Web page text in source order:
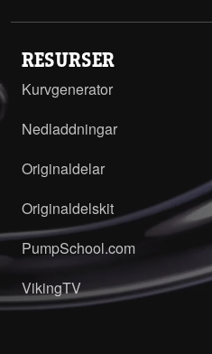
RESURSER
Kurvgenerator
Nedladdningar
Originaldelar
Originaldelskit
PumpSchool.com
VikingTV